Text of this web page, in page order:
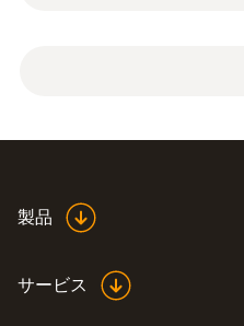
±0.2 °C (-20 ～ +70 °C)
応答速度 t99
製品
サービス